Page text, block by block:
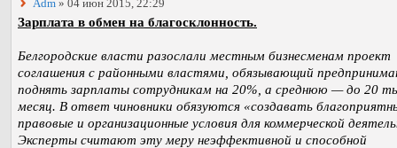
Adm » 04 июн 2015, 22:29
Зарплата в обмен на благосклонность.
Белгородские власти разослали местным бизнесменам проект
соглашения с районными властями, обязывающий
поднять зарплаты сотрудникам на 20%, а среднюю — до 20
месяц. В ответ чиновники обязуются «создавать
правовые и организационные условия для коммерческой
Эксперты считают эту меру неэффективной и способной